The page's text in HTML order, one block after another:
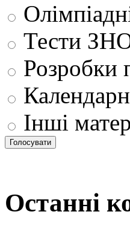
Тести
Розробки
Інші
Останні